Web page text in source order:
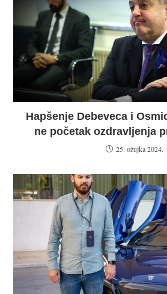
Hapšenje Debeveca i
ne početak ozdravljenja
25. ožujka 2024.